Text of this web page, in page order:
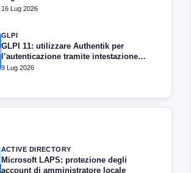
16 Lug 2026
GLPI
GLPI 11: utilizzare Authentik per
l’autenticazione tramite intestazione
HTTP
9 Lug 2026
ACTIVE DIRECTORY
Microsoft LAPS: protezione degli
account di amministratore locale